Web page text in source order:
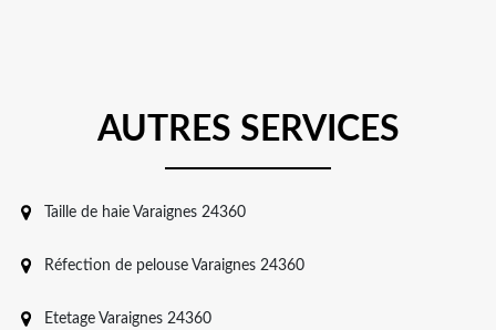
AUTRES SERVICES
Taille de haie Varaignes 24360
Réfection de pelouse Varaignes 24360
Etetage Varaignes 24360